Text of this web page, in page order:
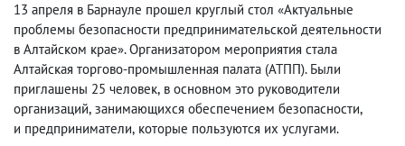
13 апреля в Барнауле прошел круглый стол «Актуальные
проблемы безопасности предпринимательской деятельности
в Алтайском крае». Организатором мероприятия стала
Алтайская торгово-промышленная палата (АТПП). Были
приглашены 25 человек, в основном это руководители
организаций, занимающихся обеспечением безопасности,
и предприниматели, которые пользуются их услугами.